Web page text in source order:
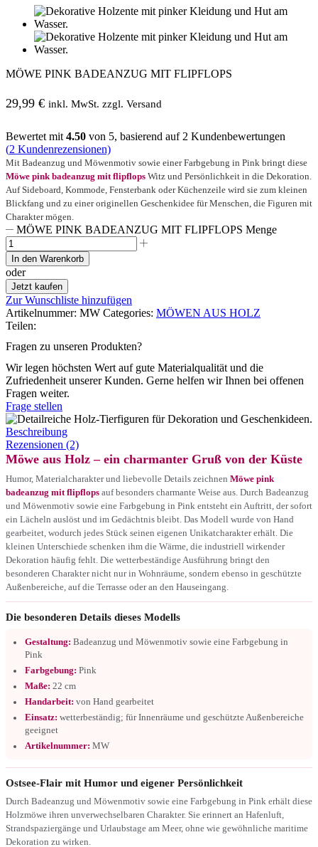
MÖWE PINK BADEANZUG MIT FLIPFLOPS
29,99 € inkl. MwSt. zzgl. Versand
Bewertet mit 4.50 von 5, basierend auf 2 Kundenbewertungen
(2 Kundenrezensionen)
Mit Badeanzug und Möwenmotiv sowie einer Farbgebung in Pink bringt diese
Möwe pink badeanzug mit flipflops Witz und Persönlichkeit in die Dekoration.
Auf Sideboard, Kommode, Fensterbank oder Küchenzeile wird sie zum kleinen
Blickfang und zu einer originellen Geschenkidee für Menschen, die Figuren mit
Charakter mögen.
MÖWE PINK BADEANZUG MIT FLIPFLOPS Menge
In den Warenkorb
oder
Jetzt kaufen
Zur Wunschliste hinzufügen
Artikelnummer: MW Categories: MÖWEN AUS HOLZ
Teilen:
Fragen zu unseren Produkten?
Wir legen höchsten Wert auf gute Materialqualität und die
Zufriedenheit unserer Kunden. Gerne helfen wir Ihnen bei offenen
Fragen weiter.
Frage stellen
Beschreibung
Rezensionen (2)
Möwe aus Holz – ein charmanter Gruß von der Küste
Humor, Materialcharakter und liebevolle Details zeichnen Möwe pink
badeanzug mit flipflops auf besonders charmante Weise aus. Durch Badeanzug
und Möwenmotiv sowie eine Farbgebung in Pink entsteht ein Auftritt, der sofort
ein Lächeln auslöst und im Gedächtnis bleibt. Das Modell wurde von Hand
gearbeitet, wodurch jedes Stück seinen eigenen Unikatcharakter erhält. Die
kleinen Unterschiede schenken ihm die Wärme, die industriell wirkender
Dekoration häufig fehlt. Die wetterbeständige Ausführung bringt den
besonderen Charakter nicht nur in Wohnräume, sondern ebenso in geschützte
Außenbereiche, auf die Terrasse oder an den Hauseingang.
Die besonderen Details dieses Modells
Gestaltung: Badeanzug und Möwenmotiv sowie eine Farbgebung in
Pink
Farbgebung: Pink
Maße: 22 cm
Handarbeit: von Hand gearbeitet
Einsatz: wetterbeständig; für Innenräume und geschützte Außenbereiche
geeignet
Artikelnummer: MW
Ostsee-Flair mit Humor und eigener Persönlichkeit
Durch Badeanzug und Möwenmotiv sowie eine Farbgebung in Pink erhält diese
Holzmöwe ihren unverwechselbaren Charakter. Sie erinnert an Hafenluft,
Strandspaziergänge und Urlaubstage am Meer, ohne wie gewöhnliche maritime
Dekoration zu wirken.